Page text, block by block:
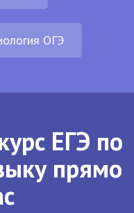
ОГЭ
ЕГЭ по
прямо